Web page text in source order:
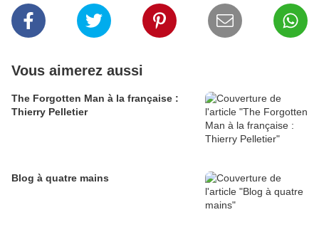
Vous aimerez aussi
The Forgotten Man à la française :
Thierry Pelletier
Blog à quatre mains